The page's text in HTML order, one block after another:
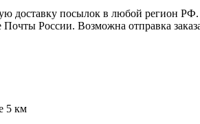
доставку посылок в любой регион
России. Возможна отправка
5 км